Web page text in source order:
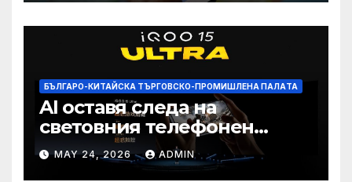
БЪЛГАРО-КИТАЙСКА ТЪРГОВСКО-ПРОМИШЛЕНА ПАЛAТА
AI оставя следа на
световния телефонен
пазар
MAY 24, 2026 ADMIN